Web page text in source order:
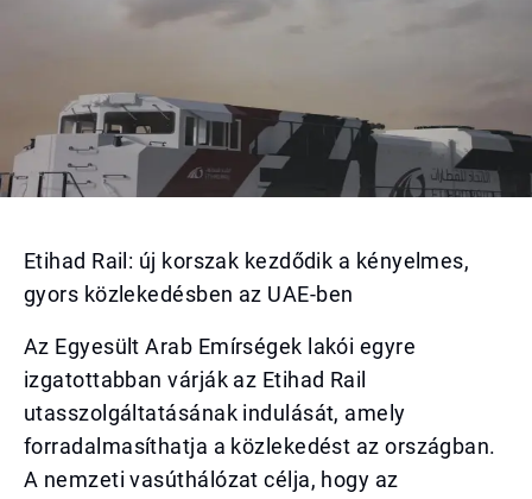
Etihad Rail: új korszak kezdődik a kényelmes,
gyors közlekedésben az UAE-ben
Az Egyesült Arab Emírségek lakói egyre
izgatottabban várják az Etihad Rail
utasszolgáltatásának indulását, amely
forradalmasíthatja a közlekedést az országban.
A nemzeti vasúthálózat célja, hogy az